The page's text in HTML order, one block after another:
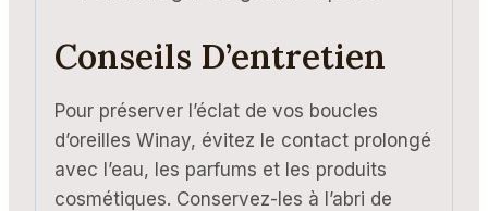
Conseils D’entretien
Pour préserver l’éclat de vos boucles
d’oreilles Winay, évitez le contact prolongé
avec l’eau, les parfums et les produits
cosmétiques. Conservez-les à l’abri de